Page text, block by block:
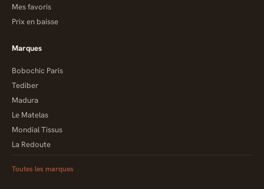
Mes favoris
Prix en baisse
Marques
Bobochic Paris
Tediber
Madura
Le Matelas
Mondial Tissus
La Redoute
Toutes les marques